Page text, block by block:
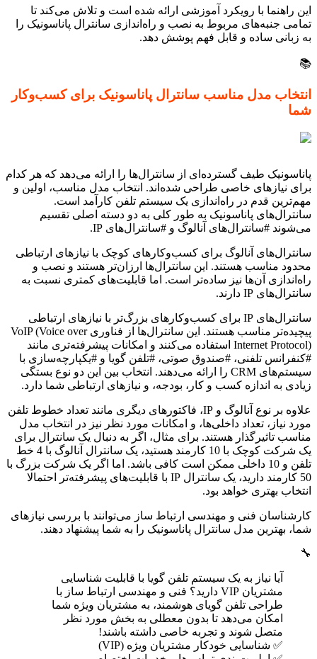
این راهنما با رویکرد آموزشی ارائه شده است و تلاش می‌کند تا
تمامی جنبه‌های مربوط به نصب و راه‌اندازی سانترال پاناسونیک را
به زبانی ساده و قابل فهم پوشش دهد.
📚
انتخاب مدل مناسب سانترال پاناسونیک برای کسب‌وکار
شما
پاناسونیک طیف گسترده‌ای از سانترال‌ها را ارائه می‌دهد که هر کدام
برای نیازهای خاصی طراحی شده‌اند. انتخاب مدل مناسب، اولین و
مهم‌ترین قدم در راه‌اندازی یک سیستم تلفن کارآمد است.
سانترال‌های پاناسونیک به طور کلی به دو دسته اصلی تقسیم
می‌شوند #سانترال‌های آنالوگ و #سانترال‌های IP.
سانترال‌های آنالوگ برای کسب‌وکارهای کوچک با نیازهای ارتباطی
محدود مناسب هستند. این سانترال‌ها ارزان‌تر هستند و نصب و
راه‌اندازی آن‌ها نیز ساده‌تر است. اما قابلیت‌های کمتری نسبت به
سانترال‌های IP دارند.
سانترال‌های IP برای کسب‌وکارهای بزرگ‌تر با نیازهای ارتباطی
پیچیده‌تر مناسب هستند. این سانترال‌ها از فناوری VoIP (Voice over
Internet Protocol) استفاده می‌کنند و امکانات پیشرفته‌تری مانند
#کنفرانس تلفنی، #صندوق صوتی، #تلفن گویا و #یکپارچه‌سازی با
سیستم‌های CRM را ارائه می‌دهند. انتخاب بین این دو نوع بستگی
زیادی به اندازه کسب و کار، بودجه، و نیازهای ارتباطی شما دارد.
علاوه بر نوع آنالوگ و IP، فاکتورهای دیگری مانند تعداد خطوط تلفن
مورد نیاز، تعداد داخلی‌ها، و امکانات مورد نظر نیز در انتخاب مدل
مناسب تاثیرگذار هستند. برای مثال، اگر به دنبال یک سانترال برای
یک شرکت کوچک با 10 کارمند هستید، یک سانترال آنالوگ با 4 خط
تلفن و 10 داخلی ممکن است کافی باشد. اما اگر یک شرکت بزرگ با
50 کارمند دارید، یک سانترال IP با قابلیت‌های پیشرفته‌تر احتمالا
انتخاب بهتری خواهد بود.
کارشناسان فنی و مهندسی ارتباط ساز می‌توانند با بررسی نیازهای
شما، بهترین مدل سانترال پاناسونیک را به شما پیشنهاد دهند.
🔧
آیا نیاز به یک سیستم تلفن گویا با قابلیت شناسایی
مشتریان VIP دارید؟ فنی و مهندسی ارتباط ساز با
طراحی تلفن گویای هوشمند، به مشتریان ویژه شما
امکان می‌دهد تا بدون معطلی به بخش مورد نظر
متصل شوند و تجربه خاصی داشته باشند!
✅ شناسایی خودکار مشتریان ویژه (VIP)